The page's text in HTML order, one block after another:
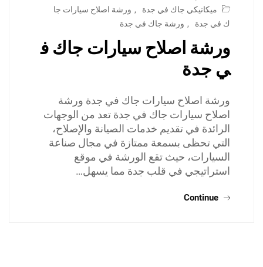
ميكانيكي جاك في جدة
, ورشة اصلاح سيارات جا
ك في جدة
, ورشة جاك في جدة
ورشة اصلاح سيارات جاك ف
ي جدة
ورشة اصلاح سيارات جاك في جدة ورشة
اصلاح سيارات جاك في جدة تعد من الوجهات
الرائدة في تقديم خدمات الصيانة والإصلاح،
التي تحظى بسمعة ممتازة في مجال صناعة
السيارات، حيث تقع الورشة في موقع
استراتيجي في قلب جدة مما يسهل…
Continue